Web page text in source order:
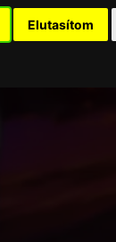
Elutasítom